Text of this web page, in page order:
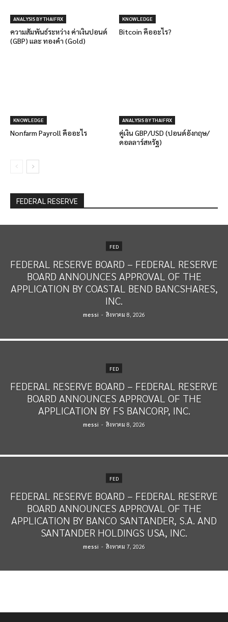
ANALYSIS BY THAIFRX
ความสัมพันธ์ระหว่าง ค่าเงินปอนด์
(GBP) และ ทองคำ (Gold)
KNOWLEDGE
Bitcoin คืออะไร?
KNOWLEDGE
Nonfarm Payroll คืออะไร
ANALYSIS BY THAIFRX
คู่เงิน GBP/USD (ปอนด์อังกฤษ/
ดอลลาร์สหรัฐ)
FEDERAL RESERVE
FED
FEDERAL RESERVE BOARD – FEDERAL RESERVE
BOARD ANNOUNCES APPROVAL OF THE
APPLICATION BY COASTAL BEND BANCSHARES,
INC.
messi - สิงหาคม 8, 2026
FED
FEDERAL RESERVE BOARD – FEDERAL RESERVE
BOARD ANNOUNCES APPROVAL OF THE
APPLICATION BY FS BANCORP, INC.
messi - สิงหาคม 8, 2026
FED
FEDERAL RESERVE BOARD – FEDERAL RESERVE
BOARD ANNOUNCES APPROVAL OF THE
APPLICATION BY BANCO SANTANDER, S.A. AND
SANTANDER HOLDINGS USA, INC.
messi - สิงหาคม 7, 2026